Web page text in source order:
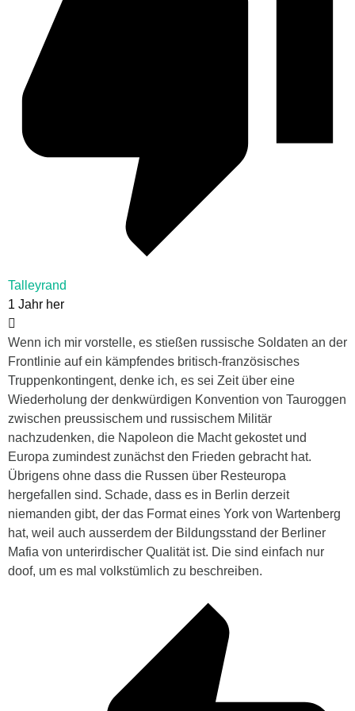
Talleyrand
1 Jahr her
Wenn ich mir vorstelle, es stießen russische Soldaten an der
Frontlinie auf ein kämpfendes britisch-französisches
Truppenkontingent, denke ich, es sei Zeit über eine
Wiederholung der denkwürdigen Konvention von Tauroggen
zwischen preussischem und russischem Militär
nachzudenken, die Napoleon die Macht gekostet und
Europa zumindest zunächst den Frieden gebracht hat.
Übrigens ohne dass die Russen über Resteuropa
hergefallen sind. Schade, dass es in Berlin derzeit
niemanden gibt, der das Format eines York von Wartenberg
hat, weil auch ausserdem der Bildungsstand der Berliner
Mafia von unterirdischer Qualität ist. Die sind einfach nur
doof, um es mal volkstümlich zu beschreiben.